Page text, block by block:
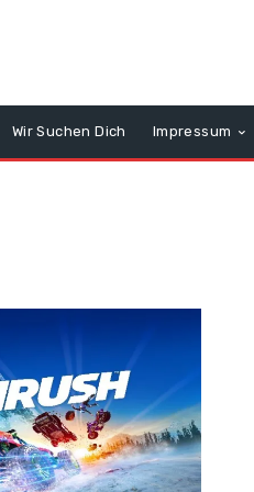
Wir Suchen Dich Impressum